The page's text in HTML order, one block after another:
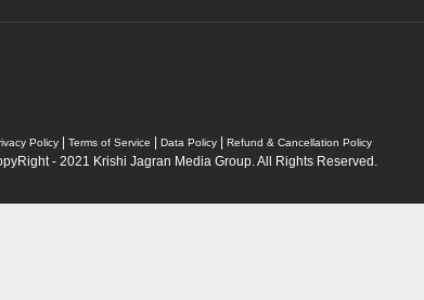
Policy Terms of Service Data Policy Refund & Cancellation Policy
- 2021 Krishi Jagran Media Group. All Rights Reserved.